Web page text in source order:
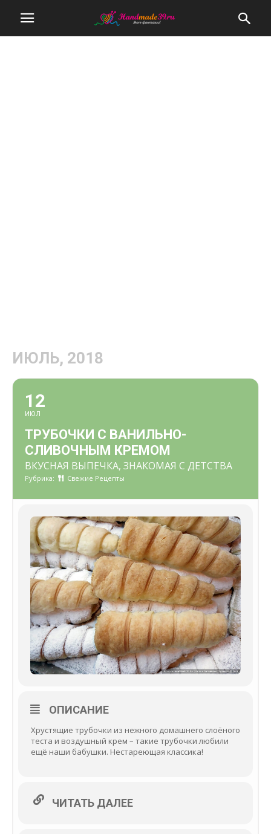
ИЮЛЬ, 2018
12
ИЮЛ
ТРУБОЧКИ С ВАНИЛЬНО-
СЛИВОЧНЫМ КРЕМОМ
ВКУСНАЯ ВЫПЕЧКА, ЗНАКОМАЯ С ДЕТСТВА
Рубрика: Свежие Рецепты
ОПИСАНИЕ
Хрустящие трубочки из нежного домашнего слоёного
теста и воздушный крем – такие трубочки любили
ещё наши бабушки. Нестареющая классика!
ЧИТАТЬ ДАЛЕЕ